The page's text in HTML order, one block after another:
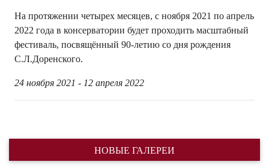
На протяжении четырех месяцев, с ноября 2021 по апрель
2022 года в консерватории будет проходить масштабный
фестиваль, посвящённый 90-летию со дня рождения
С.Л.Доренского.
24 ноября 2021 - 12 апреля 2022
НОВЫЕ ГАЛЕРЕИ